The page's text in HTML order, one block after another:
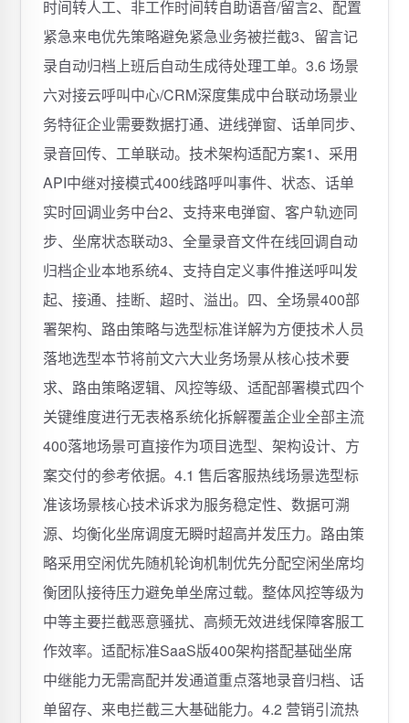
时间转人工、非工作时间转自助语音/留言2、配置
紧急来电优先策略避免紧急业务被拦截3、留言记
录自动归档上班后自动生成待处理工单。3.6 场景
六对接云呼叫中心/CRM深度集成中台联动场景业
务特征企业需要数据打通、进线弹窗、话单同步、
录音回传、工单联动。技术架构适配方案1、采用
API中继对接模式400线路呼叫事件、状态、话单
实时回调业务中台2、支持来电弹窗、客户轨迹同
步、坐席状态联动3、全量录音文件在线回调自动
归档企业本地系统4、支持自定义事件推送呼叫发
起、接通、挂断、超时、溢出。四、全场景400部
署架构、路由策略与选型标准详解为方便技术人员
落地选型本节将前文六大业务场景从核心技术要
求、路由策略逻辑、风控等级、适配部署模式四个
关键维度进行无表格系统化拆解覆盖企业全部主流
400落地场景可直接作为项目选型、架构设计、方
案交付的参考依据。4.1 售后客服热线场景选型标
准该场景核心技术诉求为服务稳定性、数据可溯
源、均衡化坐席调度无瞬时超高并发压力。路由策
略采用空闲优先随机轮询机制优先分配空闲坐席均
衡团队接待压力避免单坐席过载。整体风控等级为
中等主要拦截恶意骚扰、高频无效进线保障客服工
作效率。适配标准SaaS版400架构搭配基础坐席
中继能力无需高配并发通道重点落地录音归档、话
单留存、来电拦截三大基础能力。4.2 营销引流热